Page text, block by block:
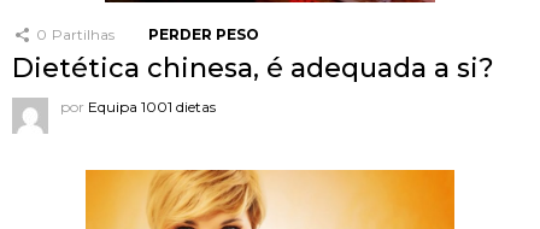
0 Partilhas PERDER PESO
Dietética chinesa, é adequada a si?
por Equipa 1001 dietas